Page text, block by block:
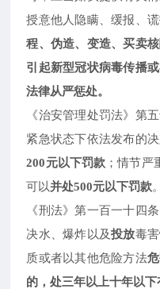
授意他人隐瞒、缓报、谎
程、伪造、变造、买卖
引起新型冠状病毒传播
法律从严惩处。
《治安管理处罚法》第
紧急状态下依法发布的
200元以下罚款 ；情节严
可以并处500元以下罚款。
《刑法》第一百一十四
决水、爆炸以及投放毒
质或者以其他危险方法
的，处三年以上十年以下